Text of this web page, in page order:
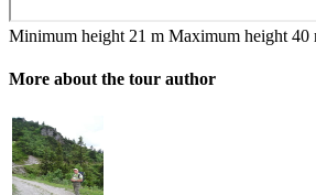
Minimum height 21 m Maximum height 40
More about the tour author